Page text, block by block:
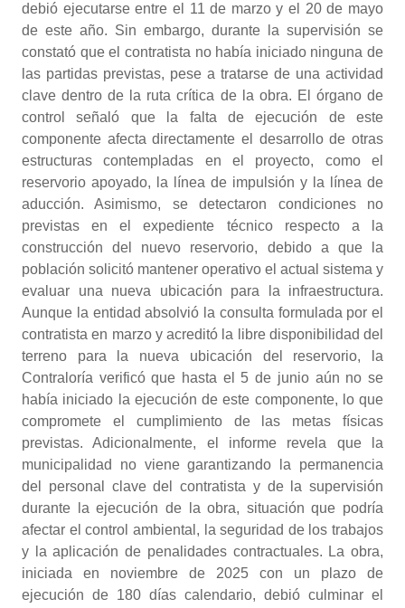
debió ejecutarse entre el 11 de marzo y el 20 de mayo
de este año. Sin embargo, durante la supervisión se
constató que el contratista no había iniciado ninguna de
las partidas previstas, pese a tratarse de una actividad
clave dentro de la ruta crítica de la obra. El órgano de
control señaló que la falta de ejecución de este
componente afecta directamente el desarrollo de otras
estructuras contempladas en el proyecto, como el
reservorio apoyado, la línea de impulsión y la línea de
aducción. Asimismo, se detectaron condiciones no
previstas en el expediente técnico respecto a la
construcción del nuevo reservorio, debido a que la
población solicitó mantener operativo el actual sistema y
evaluar una nueva ubicación para la infraestructura.
Aunque la entidad absolvió la consulta formulada por el
contratista en marzo y acreditó la libre disponibilidad del
terreno para la nueva ubicación del reservorio, la
Contraloría verificó que hasta el 5 de junio aún no se
había iniciado la ejecución de este componente, lo que
compromete el cumplimiento de las metas físicas
previstas. Adicionalmente, el informe revela que la
municipalidad no viene garantizando la permanencia
del personal clave del contratista y de la supervisión
durante la ejecución de la obra, situación que podría
afectar el control ambiental, la seguridad de los trabajos
y la aplicación de penalidades contractuales. La obra,
iniciada en noviembre de 2025 con un plazo de
ejecución de 180 días calendario, debió culminar el